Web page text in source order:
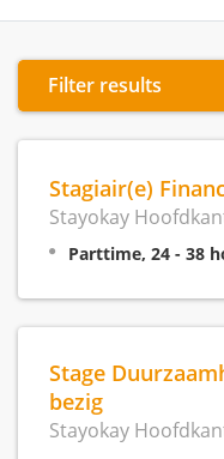
Filter results
Stagiair(e)
Stayokay
Parttime, 24 - 38
Stage
bezig
Stayokay